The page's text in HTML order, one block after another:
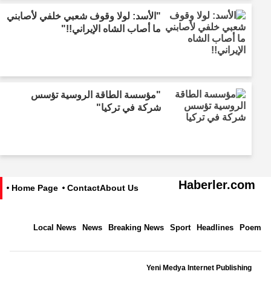
"الأسد: لولا وقوف شعبي خلفي لأصابني
ما أصاب الشاه الإيراني!!"
"مؤسسة الطاقة الروسية تؤسس
شركة في تركيا"
Haberler.com
About Us
Contact
Home Page
Poem
Headlines
Sport
Breaking News
News
Local News
Yeni Medya Internet Publishing